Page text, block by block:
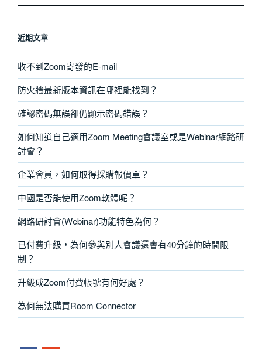
近期文章
收不到Zoom寄發的E-mail
防火牆最新版本資訊在哪裡能找到？
確認密碼無誤卻仍顯示密碼錯誤？
如何知道自己適用Zoom Meeting會議室或是Webinar網路研
討會？
企業會員，如何取得採購報價單？
中國是否能使用Zoom軟體呢？
網路研討會(Webinar)功能特色為何？
已付費升級，為何參與別人會議還會有40分鐘的時間限
制？
升級成Zoom付費帳號有何好處？
為何無法購買Room Connector